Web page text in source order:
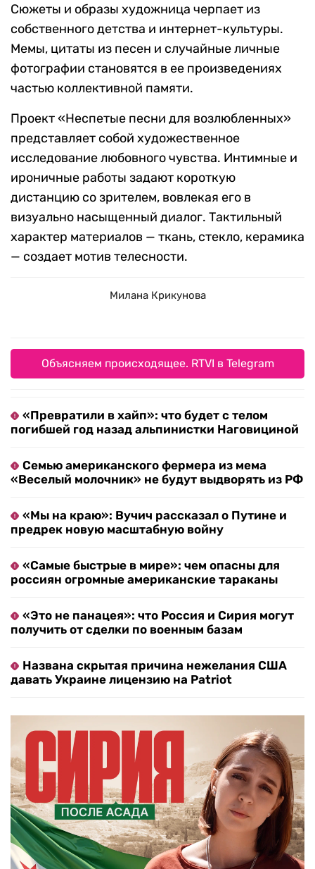
Сюжеты и образы художница черпает из
собственного детства и интернет-культуры.
Мемы, цитаты из песен и случайные личные
фотографии становятся в ее произведениях
частью коллективной памяти.
Проект «Неспетые песни для возлюбленных»
представляет собой художественное
исследование любовного чувства. Интимные и
ироничные работы задают короткую
дистанцию со зрителем, вовлекая его в
визуально насыщенный диалог. Тактильный
характер материалов — ткань, стекло, керамика
— создает мотив телесности.
Милана Крикунова
Объясняем происходящее. RTVI в Telegram
«Превратили в хайп»: что будет с телом
погибшей год назад альпинистки Наговициной
Семью американского фермера из мема
«Веселый молочник» не будут выдворять из РФ
«Мы на краю»: Вучич рассказал о Путине и
предрек новую масштабную войну
«Самые быстрые в мире»: чем опасны для
россиян огромные американские тараканы
«Это не панацея»: что Россия и Сирия могут
получить от сделки по военным базам
Названа скрытая причина нежелания США
давать Украине лицензию на Patriot